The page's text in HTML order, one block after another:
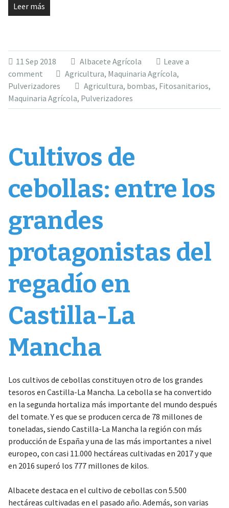
Leer más
11 Sep 2018 Albacete Agrícola
Leave a
comment
Agricultura, Maquinaria Agrícola,
Pulverizadores
Agricultura, bombas, Fitosanitarios,
Maquinaria Agrícola, Pulverizadores
Cultivos de
cebollas: entre los
grandes
protagonistas del
regadío en
Castilla-La
Mancha
Los cultivos de cebollas constituyen otro de los grandes
tesoros en Castilla-La Mancha. La cebolla se ha convertido
en la segunda hortaliza más importante del mundo después
del tomate. Y es que se producen cerca de 78 millones de
toneladas, siendo Castilla-La Mancha la región con más
producción de España y una de las más importantes a nivel
europeo, con casi 11.000 hectáreas cultivadas en 2017 y que
en 2016 superó los 777 millones de kilos.
Albacete destaca en el cultivo de cebollas con 5.500
hectáreas cultivadas en el pasado año. Además, son varias